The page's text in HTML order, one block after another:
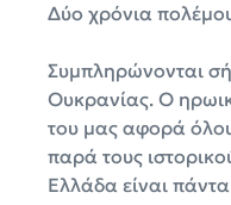
Δύο χρόνια
Συμπληρώνονται
Ουκρανίας. Ο
του μας αφορά
παρά τους
Ελλάδα είναι